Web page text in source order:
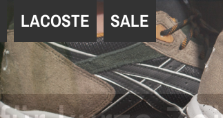
LACOSTE SALE